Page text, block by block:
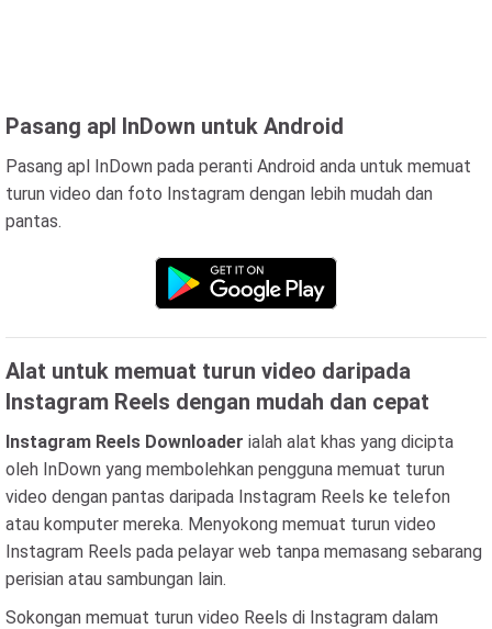
Pasang apl InDown untuk Android
Pasang apl InDown pada peranti Android anda untuk memuat
turun video dan foto Instagram dengan lebih mudah dan
pantas.
Alat untuk memuat turun video daripada
Instagram Reels dengan mudah dan cepat
Instagram Reels Downloader ialah alat khas yang dicipta
oleh InDown yang membolehkan pengguna memuat turun
video dengan pantas daripada Instagram Reels ke telefon
atau komputer mereka. Menyokong memuat turun video
Instagram Reels pada pelayar web tanpa memasang sebarang
perisian atau sambungan lain.
Sokongan memuat turun video Reels di Instagram dalam